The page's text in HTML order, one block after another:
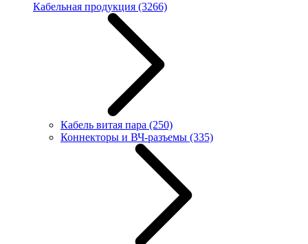
Кабельная продукция (3266)
Кабель витая пара (250)
Коннекторы и ВЧ-разъемы (335)